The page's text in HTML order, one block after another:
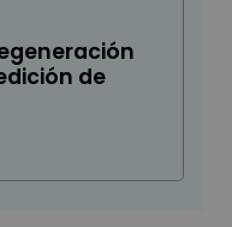
de